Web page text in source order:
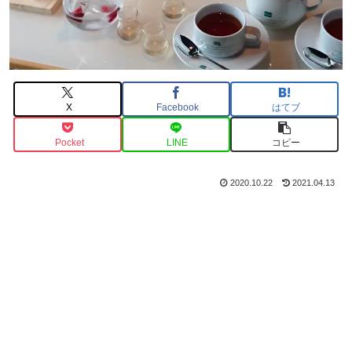
X Facebook はてブ
Pocket LINE コピー
2020.10.22 2021.04.13